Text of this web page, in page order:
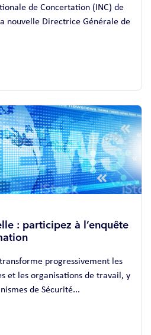
de Concertation (INC) de
nouvelle Directrice Générale de
: participez à l’enquête
progressivement les
et les organisations de travail, y
de Sécurité...